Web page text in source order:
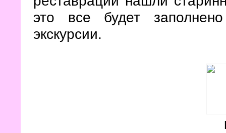
это все будет
экскурсии.